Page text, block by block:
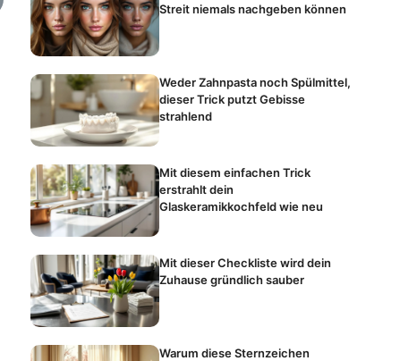
Streit niemals nachgeben können
Weder Zahnpasta noch Spülmittel,
dieser Trick putzt Gebisse
strahlend
Mit diesem einfachen Trick
erstrahlt dein
Glaskeramikkochfeld wie neu
Mit dieser Checkliste wird dein
Zuhause gründlich sauber
Warum diese Sternzeichen